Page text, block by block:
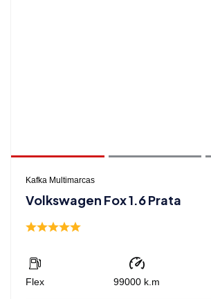
Kafka Multimarcas
Volkswagen Fox 1.6 Prata
Flex 99000 k.m